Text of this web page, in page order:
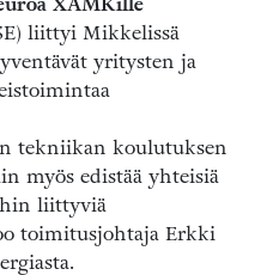
liittyi Mikkelissä
yritysten ja
tekniikan koulutuksen
myös edistää yhteisiä
liittyviä
toimitusjohtaja Erkki